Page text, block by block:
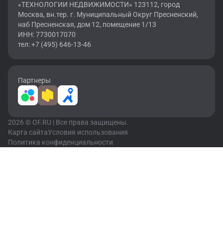
«ТЕХНОЛОГИИ НЕДВИЖИМОСТИ» 123112, город
Москва, вн.тер. г. Муниципальный Округ Пресненский,
наб Пресненская, дом 12, помещение 1/13
ИНН: 7730017070
тел: +7 (495) 646-13-46
Партнеры
2026 © OF.RU | Все права защищены.
Карта сайтаУсловия использования
Политика конфиденциальности